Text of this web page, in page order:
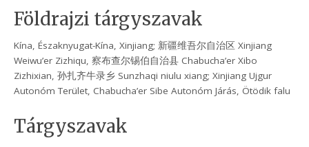
Földrajzi tárgyszavak
Kína, Északnyugat-Kína, Xinjiang; 新疆维吾尔自治区 Xinjiang
Weiwu’er Zizhiqu, 察布查尔锡伯自治县 Chabucha’er Xibo
Zizhixian, 孙扎齐牛录乡 Sunzhaqi niulu xiang; Xinjiang Ujgur
Autonóm Terület, Chabucha’er Sibe Autonóm Járás, Ötödik falu
Tárgyszavak